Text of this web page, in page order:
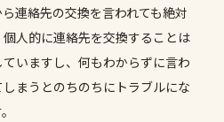
連絡先の交換を言われても絶対
人的に連絡先を交換することは
いますし、何もわからずに言わ
まうとのちのちにトラブルにな